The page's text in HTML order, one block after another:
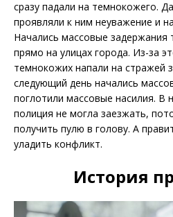
сразу падали на темнокожего.
проявляли к ним неуважение и
Начались массовые задержания
прямо на улицах города. Из-за
темнокожих напали на стражей
следующий день начались
поглотили массовые насилия. В
полиция не могла заезжать,
получить пулю в голову. А
уладить конфликт.
История